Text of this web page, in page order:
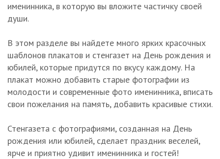
именинника, в которую вы вложите частичку своей
души.
В этом разделе вы найдете много ярких красочных
шаблонов плакатов и стенгазет на День рождения и
юбилей, которые придутся по вкусу каждому. На
плакат можно добавить старые фотографии из
молодости и современные фото именинника, вписать
свои пожелания на память, добавить красивые стихи.
Стенгазета с фотографиями, созданная на День
рождения или юбилей, сделает праздник веселей,
ярче и приятно удивит именинника и гостей!